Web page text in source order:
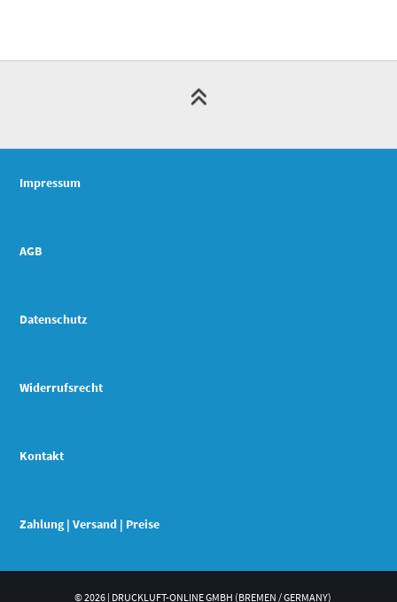
Impressum
AGB
Datenschutz
Widerrufsrecht
Kontakt
Zahlung | Versand | Preise
© 2026 | DRUCKLUFT-ONLINE GMBH (BREMEN / GERMANY)